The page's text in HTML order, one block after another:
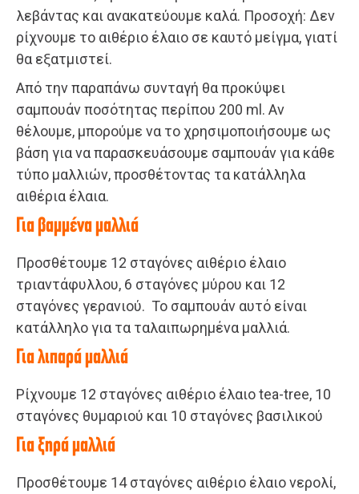
λεβάντας και ανακατεύουμε καλά. Προσοχή: Δεν
ρίχνουμε το αιθέριο έλαιο σε καυτό μείγμα, γιατί
θα εξατμιστεί.
Από την παραπάνω συνταγή θα προκύψει
σαμπουάν ποσότητας περίπου 200 ml. Αν
θέλουμε, μπορούμε να το χρησιμοποιήσουμε ως
βάση για να παρασκευάσουμε σαμπουάν για κάθε
τύπο μαλλιών, προσθέτοντας τα κατάλληλα
αιθέρια έλαια.
Για βαμμένα μαλλιά
Προσθέτουμε 12 σταγόνες αιθέριο έλαιο
τριαντάφυλλου, 6 σταγόνες μύρου και 12
σταγόνες γερανιού. Το σαμπουάν αυτό είναι
κατάλληλο για τα ταλαιπωρημένα μαλλιά.
Για λιπαρά μαλλιά
Ρίχνουμε 12 σταγόνες αιθέριο έλαιο tea-tree, 10
σταγόνες θυμαριού και 10 σταγόνες βασιλικού
Για ξηρά μαλλιά
Προσθέτουμε 14 σταγόνες αιθέριο έλαιο νερολί,